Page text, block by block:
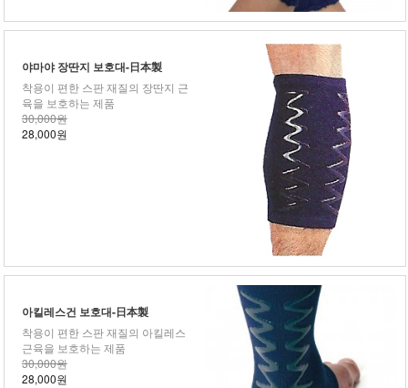
야마야 장딴지 보호대-日本製
착용이 편한 스판 재질의 장딴지 근
육을 보호하는 제품
30,000원
28,000원
아킬레스건 보호대-日本製
착용이 편한 스판 재질의 아킬레스
근육을 보호하는 제품
30,000원
28,000원